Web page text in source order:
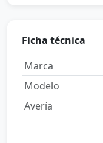
Ficha técnica
Marca
Modelo
Avería